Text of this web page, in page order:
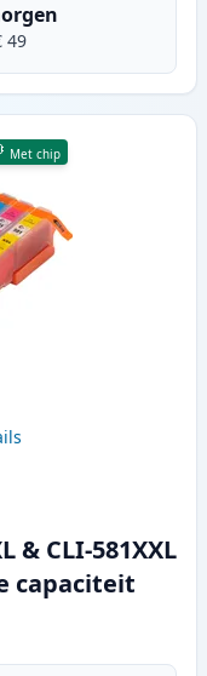
49
Met chip
& CLI-581XXL
capaciteit